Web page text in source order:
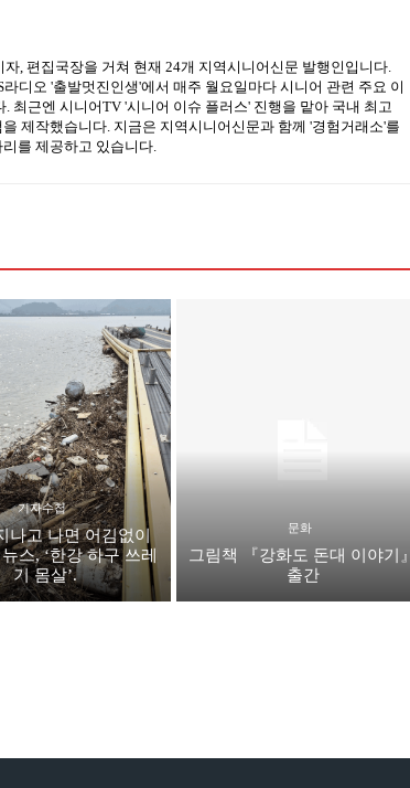
, 편집국장을 거쳐 현재 24개 지역시니어신문 발행인입니다.
디오 '출발멋진인생'에서 매주 월요일마다 시니어 관련 주요 이
최근엔 시니어TV '시니어 이슈 플러스' 진행을 맡아 국내 최고
제작했습니다. 지금은 지역시니어신문과 함께 '경험거래소'를
를 제공하고 있습니다.
기자수첩
나고 나면 어김없이
스, ‘한강 하구 쓰레
기 몸살’.
문화
그림책 『강화도 돈대 이야기』
출간